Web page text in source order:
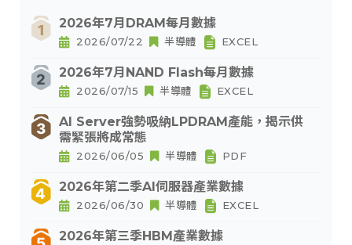
2026年7月DRAM每月數據
2026/07/22 半導體 EXCEL
2026年7月NAND Flash每月數據
2026/07/15 半導體 EXCEL
AI Server強勢吸納LPDRAM產能，揭示供
需緊張將成常態
2026/06/05 半導體 PDF
2026年第二季AI伺服器產業數據
2026/06/30 半導體 EXCEL
2026年第三季HBM產業數據